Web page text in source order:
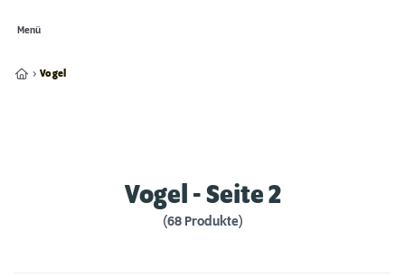
Menü
Vogel
Vogel - Seite 2
(68 Produkte)